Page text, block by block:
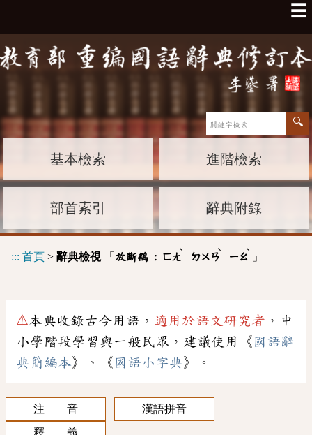
☰
基本檢索 進階檢索
部首索引 辭典附錄
::: 首頁 > 辭典檢視「 放斷鷂 : ㄈㄤ
ˋ
ㄉㄨㄢ
ˋ
ㄧㄠ
ˋ
」
⚠本典收錄古今用語， 適用於語文研究者 ，中
小學階段學習與一般民眾，建議使用《 國語辭
典簡編本》、《 國語小字典》。
注 音
漢語拼音
釋 義